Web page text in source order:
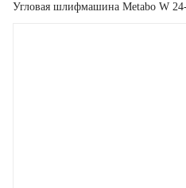
Угловая шлифмашина Metabo W